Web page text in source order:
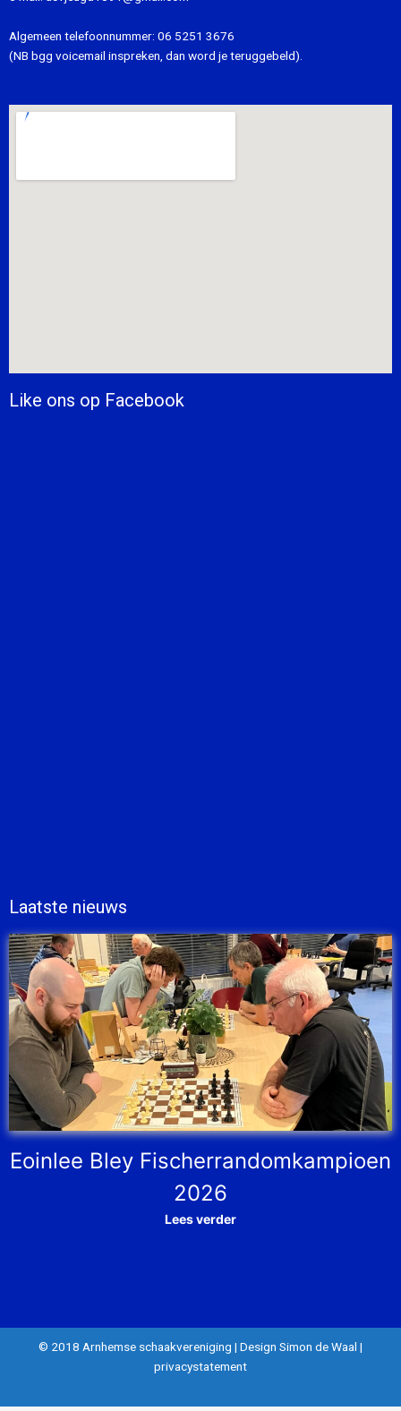
Algemeen telefoonnummer: 06 5251 3676
(NB bgg voicemail inspreken, dan word je teruggebeld).
Like ons op Facebook
Laatste nieuws
Eoinlee Bley Fischerrandomkampioen
2026
Lees verder
© 2018 Arnhemse schaakvereniging | Design Simon de Waal |
privacystatement